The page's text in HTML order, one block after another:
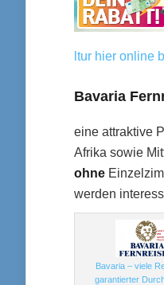
ltur hier online
Bavaria
eine attraktive
Afrika sowie
ohne
werden
Bavaria – viele
garantierter